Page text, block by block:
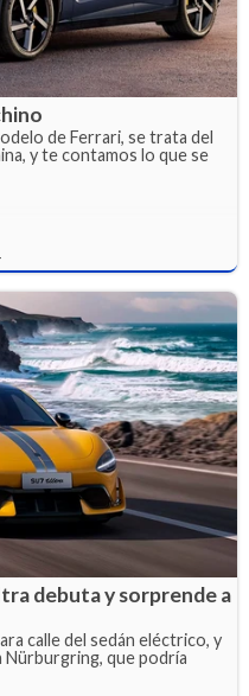
de Ferrari, se trata del
y te contamos lo que se
debuta y sorprende a
calle del sedán eléctrico, y
que podría